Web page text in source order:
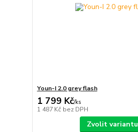
Youn-I 2.0 grey flash
1 799 Kč/ks
1 487 Kč bez DPH
Zvolit variantu